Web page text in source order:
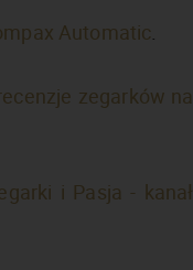
Automatic
zegarków na
i Pasja - kanał